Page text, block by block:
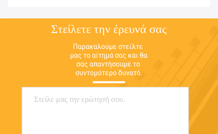
Στείλετε την έρευνά σας
Παρακαλούμε στείλτε
μας το αίτημά σας και θα
σας απαντήσουμε το
συντομότερο δυνατό.